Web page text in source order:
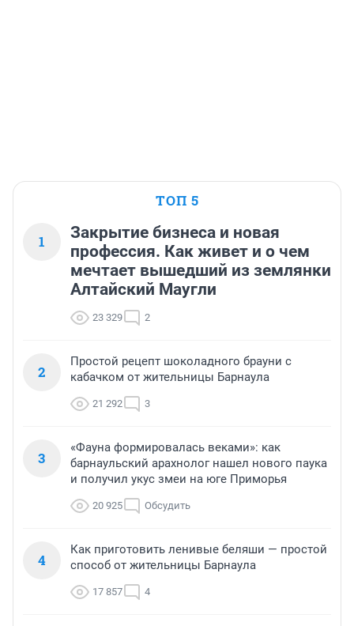
ТОП 5
1
Закрытие бизнеса и новая
профессия. Как живет и о чем
мечтает вышедший из землянки
Алтайский Маугли
23 329 2
2
Простой рецепт шоколадного брауни с
кабачком от жительницы Барнаула
21 292 3
3
«Фауна формировалась веками»: как
барнаульский арахнолог нашел нового паука
и получил укус змеи на юге Приморья
20 925 Обсудить
4
Как приготовить ленивые беляши — простой
способ от жительницы Барнаула
17 857 4